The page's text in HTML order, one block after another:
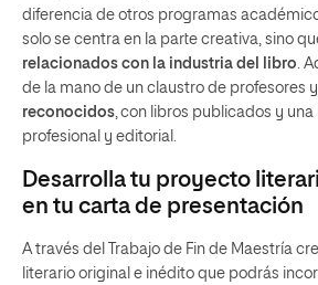
diferencia de otros programas
solo se centra en la parte creativa, sino
relacionados con la industria del libro.
de la mano de un claustro de profesores y
reconocidos, con libros publicados y
profesional y editorial.
Desarrolla tu proyecto
en tu carta de presentación
A través del Trabajo de Fin de Maestría
literario original e inédito que podrás